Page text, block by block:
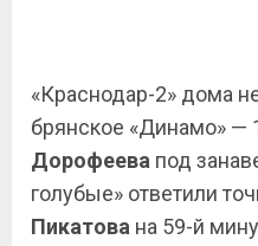
«Краснодар-2» дома
брянское «Динамо» —
Дорофеева под
голубые» ответили
Пикатова на 59-й